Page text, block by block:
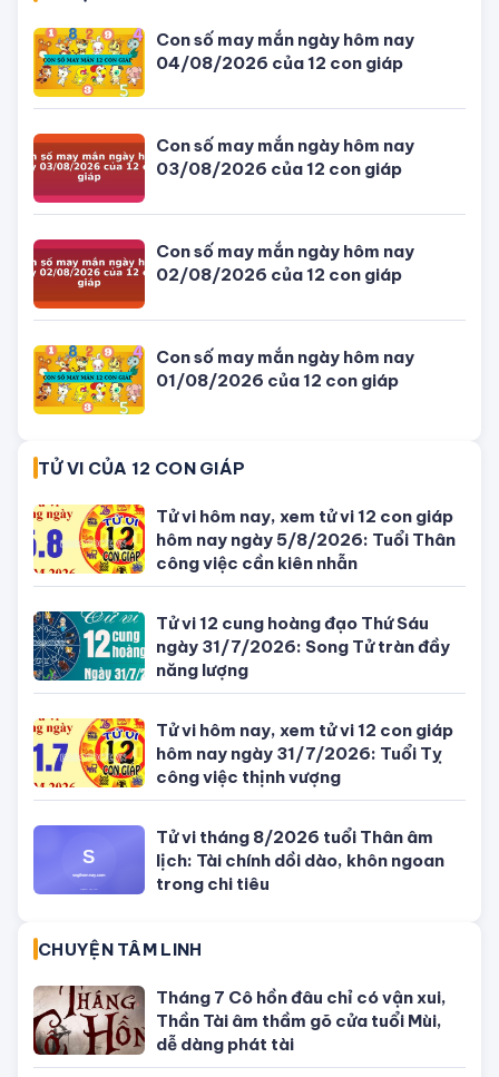
TIN MỚI NHẤT
04/08/2026 của 12 con giáp
04/08/2026 - Lịch âm dương hôm
Tử vi hôm nay, xem tử vi 12 con giáp
hôm nay ngày 5/8/2026: Tuổi Thân
Đang ngồi nhậu thì thanh niên (áo
xanh) cầm ✂️ tiễn bạn nhậu đi gặp
Bỏ trốn sau cú đâm xe làm quan
chức Campuchia tử vong, con gái
SỐ ĐẸP THEO NGÀY
04/08/2026 của 12 con giáp
Con số may mắn ngày hôm nay
03/08/2026 của 12 con giáp